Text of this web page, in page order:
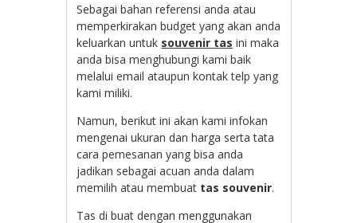
Sebagai bahan referensi anda atau
memperkirakan budget yang akan anda
keluarkan untuk souvenir tas ini maka
anda bisa menghubungi kami baik
melalui email ataupun kontak telp yang
kami miliki.
Namun, berikut ini akan kami infokan
mengenai ukuran dan harga serta tata
cara pemesanan yang bisa anda
jadikan sebagai acuan anda dalam
memilih atau membuat tas souvenir.
Tas di buat dengan menggunakan